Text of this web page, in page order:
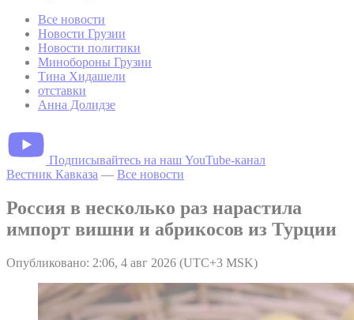
Все новости
Новости Грузии
Новости политики
Минобороны Грузии
Тина Хидашели
отставки
Анна Долидзе
Подписывайтесь на наш YouTube-канал
Вестник Кавказа — Все новости
Россия в несколько раз нарастила
импорт вишни и абрикосов из Турции
Опубликовано: 2:06, 4 авг 2026 (UTC+3 MSK)